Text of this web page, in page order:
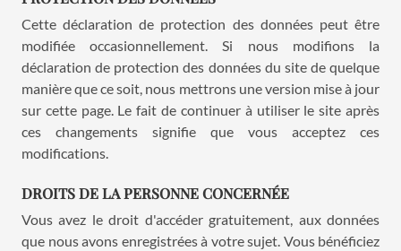
Cette déclaration de protection des données peut être
modifiée occasionnellement. Si nous modifions la
déclaration de protection des données du site de quelque
manière que ce soit, nous mettrons une version mise à jour
sur cette page. Le fait de continuer à utiliser le site après
ces changements signifie que vous acceptez ces
modifications.
DROITS DE LA PERSONNE CONCERNÉE
Vous avez le droit d'accéder gratuitement, aux données
que nous avons enregistrées à votre sujet. Vous bénéficiez